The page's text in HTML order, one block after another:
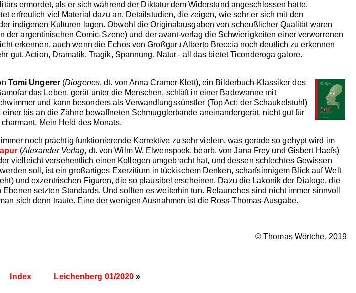
ermordet, als er sich während der Diktatur dem Widerstand angeschlossen hatte.
erfreulich viel Material dazu an, Detailstudien, die zeigen, wie sehr er sich mit den
indigenen Kulturen lagen. Obwohl die Originalausgaben von scheußlicher Qualität waren
argentinischen Comic-Szene) und der avant-verlag die Schwierigkeiten einer verworrenen
erkennen, auch wenn die Echos von Großguru Alberto Breccia noch deutlich zu erkennen
gut. Action, Dramatik, Tragik, Spannung, Natur - all das bietet Ticonderoga galore.
Tomi Ungerer(Diogenes, dt. von Anna Cramer-Klett), ein Bilderbuch-Klassiker des
das Leben, gerät unter die Menschen, schläft in einer Badewanne mit
und kann besonders als Verwandlungskünstler (Top Act: der Schaukelstuhl)
bis an die Zähne bewaffneten Schmugglerbande aneinandergerät, nicht gut für
Mein Held des Monats.
noch prächtig funktionierende Korrektive zu sehr vielem, was gerade so gehypt wird im
(Alexander Verlag, dt. von Wilm W. Elwenspoek, bearb. von Jana Frey und Gisbert Haefs)
vielleicht versehentlich einen Kollegen umgebracht hat, und dessen schlechtes Gewissen
soll, ist ein großartiges Exerzitium in tückischem Denken, scharfsinnigem Blick auf Welt
und exzentrischen Figuren, die so plausibel erscheinen. Dazu die Lakonik der Dialoge, die
setzten Standards. Und sollten es weiterhin tun. Relaunches sind nicht immer sinnvoll
sich denn traute. Eine der wenigen Ausnahmen ist die Ross-Thomas-Ausgabe.
© Thomas Wörtche, 2019
Index Leichenberg 01/2020 »